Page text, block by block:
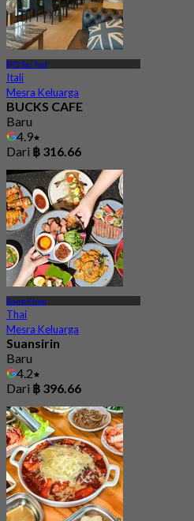
BTS Sai Yud
Itali
Mesra Keluarga
BUCKS CAFE
Baru
4.9
Dari ฿ 316.66
Bang Khen
Thai
Mesra Keluarga
Suansirin
Baru
4.2
Dari ฿ 396.66